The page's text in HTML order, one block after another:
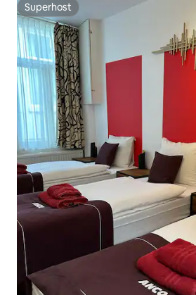
Superhost
Superhost